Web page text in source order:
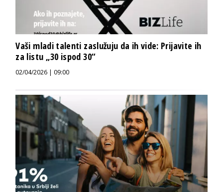
Vaši mladi talenti zaslužuju da ih vide: Prijavite ih
za listu „30 ispod 30“
02/04/2026 | 09:00